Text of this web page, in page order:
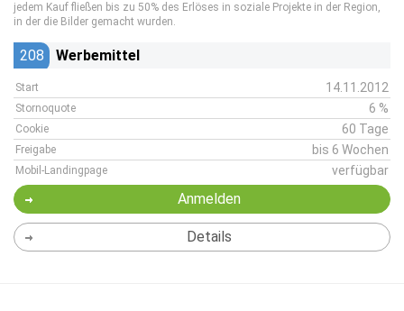
jedem Kauf fließen bis zu 50% des Erlöses in soziale Projekte in der Region,
in der die Bilder gemacht wurden.
208 Werbemittel
Start 14.11.2012
Stornoquote 6 %
Cookie 60 Tage
Freigabe bis 6 Wochen
Mobil-Landingpage verfügbar
Anmelden
Details